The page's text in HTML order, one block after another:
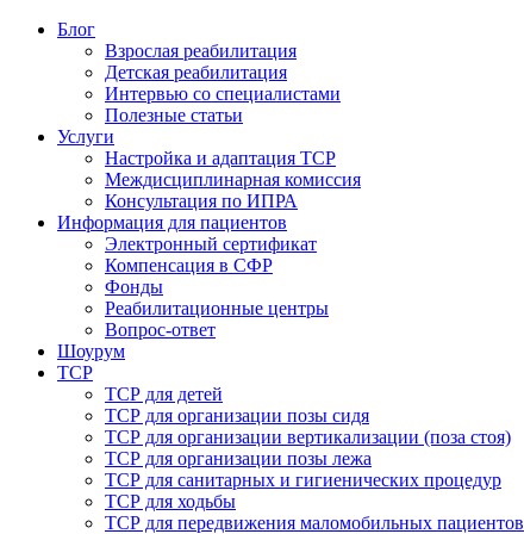
Блог
Взрослая реабилитация
Детская реабилитация
Интервью со специалистами
Полезные статьи
Услуги
Настройка и адаптация ТСР
Междисциплинарная комиссия
Консультация по ИПРА
Информация для пациентов
Электронный сертификат
Компенсация в СФР
Фонды
Реабилитационные центры
Вопрос-ответ
Шоурум
ТСР
ТСР для детей
ТСР для организации позы сидя
ТСР для организации вертикализации (поза стоя)
ТСР для организации позы лежа
ТСР для санитарных и гигиенических процедур
ТСР для ходьбы
ТСР для передвижения маломобильных пациентов